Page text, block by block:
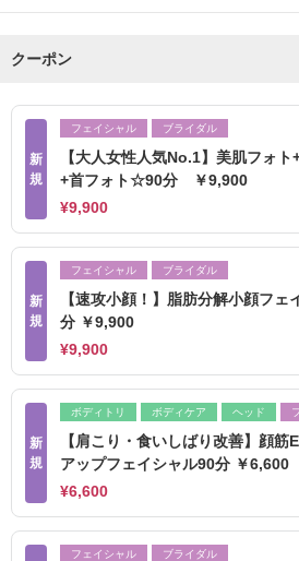
クーポン
新
規
フェイシャル ブライダル
【大人女性人気No.1】美肌フォト
+首フォト☆90分 ￥9,900
¥9,900
新
規
フェイシャル ブライダル
【速攻小顔！】脂肪分解小顔フェ
分 ￥9,900
¥9,900
新
規
ボディトリ ボディケア ヘッド
【肩こり・食いしばり改善】顔筋
アップフェイシャル90分 ￥6,600
¥6,600
フェイシャル ブライダル